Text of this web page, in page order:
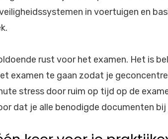
in voertuigen en
rust voor het examen. Het is
examen te gaan zodat je
stress door ruim op tijd op de
dat je alle benodigde documenten bij